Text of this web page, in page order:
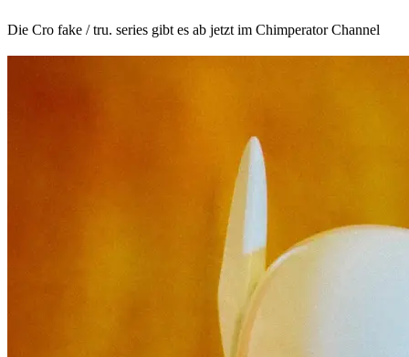
Die Cro fake / tru. series gibt es ab jetzt im Chimperator Channel